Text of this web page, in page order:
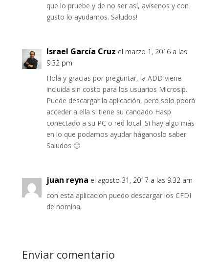
que lo pruebe y de no ser así, avísenos y con
gusto lo ayudamos. Saludos!
Israel García Cruz el marzo 1, 2016 a las
9:32 pm
Hola y gracias por preguntar, la ADD viene
incluida sin costo para los usuarios Microsip.
Puede descargar la aplicación, pero solo podrá
acceder a ella si tiene su candado Hasp
conectado a su PC o red local. Si hay algo más
en lo que podamos ayudar háganoslo saber.
Saludos 🙂
juan reyna el agosto 31, 2017 a las 9:32 am
con esta aplicacion puedo descargar los CFDI
de nomina,
Enviar comentario